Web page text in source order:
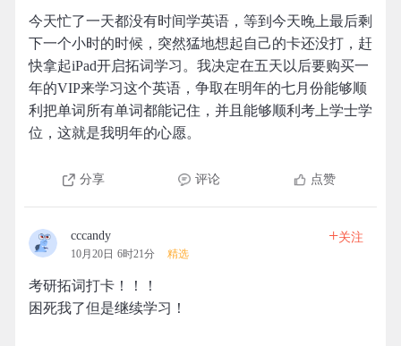
今天忙了一天都没有时间学英语，等到今天晚上最后剩
下一个小时的时候，突然猛地想起自己的卡还没打，赶
快拿起iPad开启拓词学习。我决定在五天以后要购买一
年的VIP来学习这个英语，争取在明年的七月份能够顺
利把单词所有单词都能记住，并且能够顺利考上学士学
位，这就是我明年的心愿。
分享 评论 点赞
cccandy
10月20日 6时21分 精选
+关注
考研拓词打卡！！！
困死我了但是继续学习！